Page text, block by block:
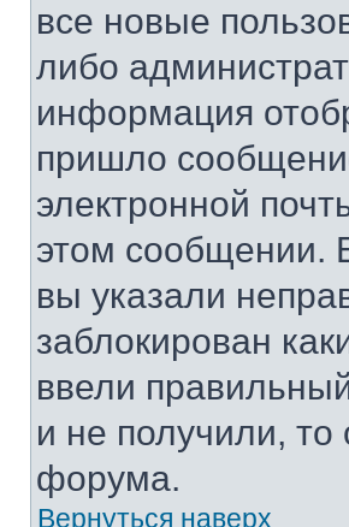
все новые
либо
информация
пришло
электронной
этом сообщении.
вы указали
заблокирован
ввели
и не получили,
форума.
Вернуться наверх